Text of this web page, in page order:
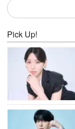
Pick Up!